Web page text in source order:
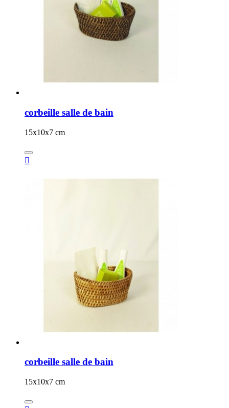
corbeille salle de bain
15x10x7 cm

corbeille salle de bain
15x10x7 cm